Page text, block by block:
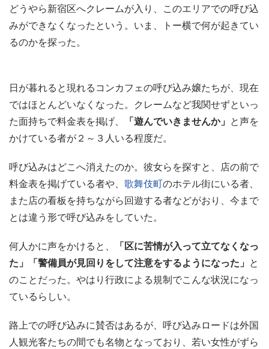
どうやら新宿区へクレームが入り、このエリアでの呼び込
みができなくなったという。いま、トー横で何が起きてい
るのかを探った。
日が暮れると現れるコンカフェの呼び込み嬢たちが、現在
ではほとんどいなくなった。クレームなど我関せずといっ
た面持ちで料金表を掲げ、
「遊んでいきませんか」 と声を
かけている者が２～３人いる程度だ。
呼び込みはどこへ消えたのか。彼女らを探すと、店の前で
料金表を掲げている者や、 歌舞伎町のホテル街にいる者、
また店の看板を持ちながら回遊する者などがおり、今まで
とは違う形で呼び込みをしていた。
何人かに声をかけると、
「区に苦情が入って立てなくなっ
た」「警備員が見回りをして注意をするようになった」 と
のことだった。やはり行政による規制でこんな状況になっ
ているらしい。
路上での呼び込みに賛否はあるが、呼び込みロードは外国
人観光客たちの間でも名物となっており、若い女性がずら